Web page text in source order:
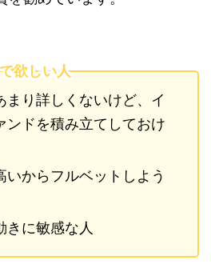
欲しい人
まり詳しくないけど、イ
ンドを積み立てしておけ
いからフルベットしよう
きに敏感な人